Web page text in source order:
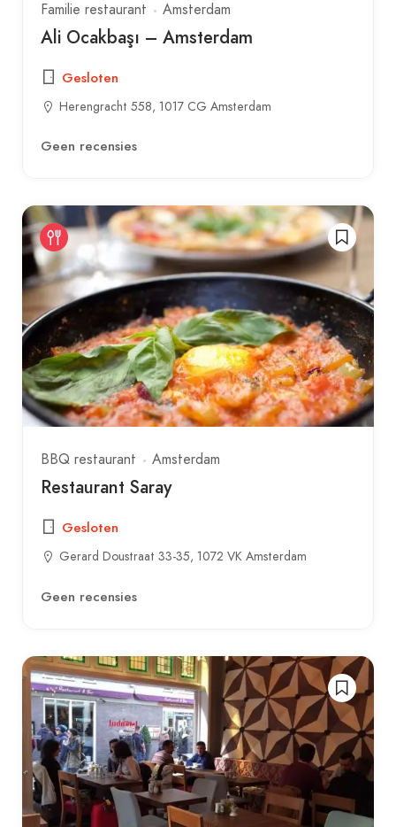
Familie restaurant Amsterdam
Ali Ocakbaşı – Amsterdam
Gesloten
Herengracht 558, 1017 CG Amsterdam
Geen recensies
BBQ restaurant Amsterdam
Restaurant Saray
Gesloten
Gerard Doustraat 33-35, 1072 VK Amsterdam
Geen recensies